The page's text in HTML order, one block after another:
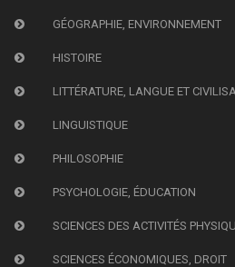
GÉOGRAPHIE, ENVIRONNEMENT
HISTOIRE
LITTÉRATURE, LANGUE ET
LINGUISTIQUE
PHILOSOPHIE
PSYCHOLOGIE, ÉDUCATION
SCIENCES DES ACTIVITÉS
SCIENCES ÉCONOMIQUES, DROIT